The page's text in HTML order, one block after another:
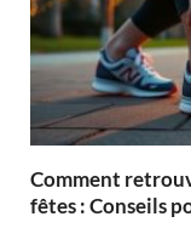
Comment
fêtes : Conseils